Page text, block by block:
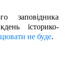
заповідника
історико-
не буде.